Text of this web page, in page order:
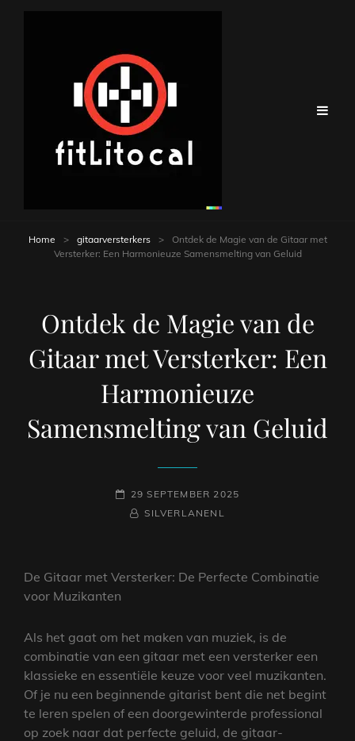
Home > gitaarversterkers >
Ontdek de Magie van de Gitaar met
Versterker: Een Harmonieuze Samensmelting van Geluid
Ontdek de Magie van de
Gitaar met Versterker: Een
Harmonieuze
Samensmelting van Geluid
GEPLAATST
OP
29 SEPTEMBER 2025
NAAMREGEL
BYLINE
SILVERLANENL
De Gitaar met Versterker: De Perfecte Combinatie
voor Muzikanten
Als het gaat om het maken van muziek, is de
combinatie van een gitaar met een versterker een
klassieke en essentiële keuze voor veel muzikanten.
Of je nu een beginnende gitarist bent die net begint
te leren spelen of een doorgewinterde professional
op zoek naar dat perfecte geluid, de gitaar-